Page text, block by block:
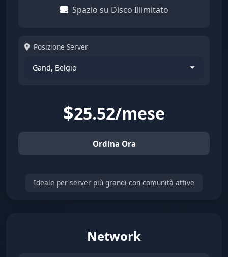
Spazio su Disco Illimitato
Posizione Server
$25.52/mese
Ordina Ora
Ideale per server più grandi con comunità attive
Network